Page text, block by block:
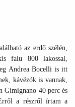
az erdő szélén,
falu 800 lakossal,
Andrea Bocelli is itt
kávézók is vannak,
Gimignano 40 perc és
a részről írtam a